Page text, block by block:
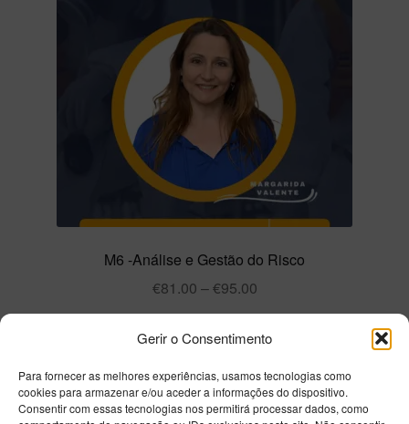
Gerir o Consentimento
Para fornecer as melhores experiências, usamos tecnologias como
cookies para armazenar e/ou aceder a informações do dispositivo.
Consentir com essas tecnologias nos permitirá processar dados, como
M6 -Análise e Gestão do Risco
€81.00 –€95.00
Ver opções